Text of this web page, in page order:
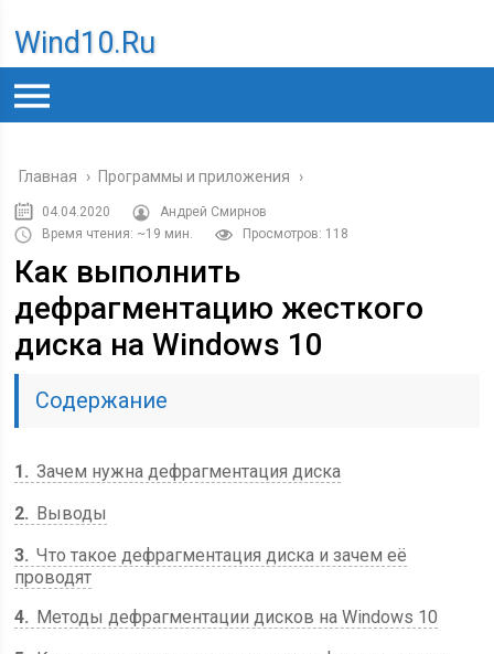
Wind10.ru
Главная › Программы и приложения ›
04.04.2020
Андрей Смирнов
Время чтения: ~19 мин.
Просмотров: 118
Как выполнить
дефрагментацию жесткого
диска на Windows 10
Содержание
1
Зачем нужна дефрагментация диска
2
Выводы
3 Что такое дефрагментация диска и зачем её
проводят
4
Методы дефрагментации дисков на Windows 10